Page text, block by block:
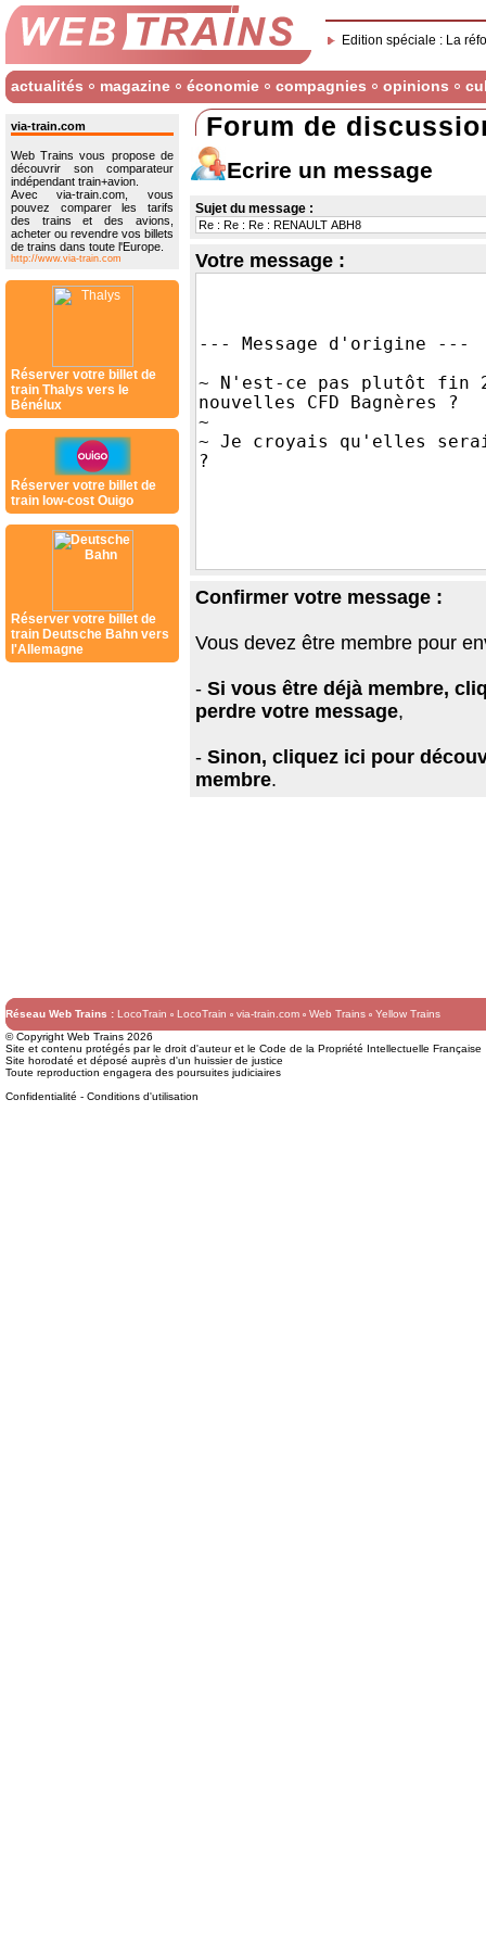
Edition spéciale : La
actualités magazine économie compagnies opinions
via-train.com
Web Trains vous propose de
découvrir son comparateur
indépendant train+avion.
Avec via-train.com, vous
pouvez comparer les tarifs
des trains et des avions,
acheter ou revendre vos billets
de trains dans toute l'Europe.
http://www.via-train.com
Réserver votre billet de
train Thalys vers le
Bénélux
Réserver votre billet de
train low-cost Ouigo
Réserver votre billet de
train Deutsche Bahn vers
l'Allemagne
Forum de
Ecrire un message
Sujet du message :
Votre message :
Confirmer votre message :
Vous devez être membre pour
- Si vous être déjà membre,
perdre votre message,
- Sinon, cliquez ici pour
membre.
Réseau Web Trains : LocoTrain LocoTrain via-train.com Web Trains
Yellow Trains
© Copyright Web Trains 2026
Site et contenu protégés par le droit d'auteur et le Code de la Propriété Intellectuelle Française
Site horodaté et déposé auprès d'un huissier de justice
Toute reproduction engagera des poursuites judiciaires
Confidentialité - Conditions d'utilisation